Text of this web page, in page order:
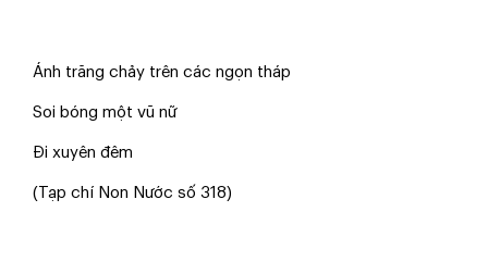
Ánh trăng chảy trên các ngọn tháp
Soi bóng một vũ nữ
Đi xuyên đêm
(Tạp chí Non Nước số 318)